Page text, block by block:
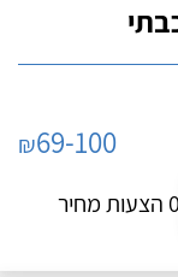
₪69-100
0 הצעות מחיר